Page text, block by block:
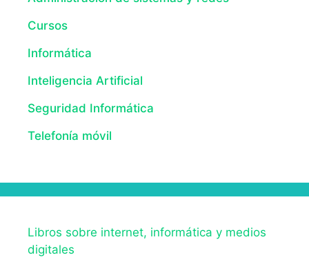
Cursos
Informática
Inteligencia Artificial
Seguridad Informática
Telefonía móvil
Libros sobre internet, informática y medios
digitales